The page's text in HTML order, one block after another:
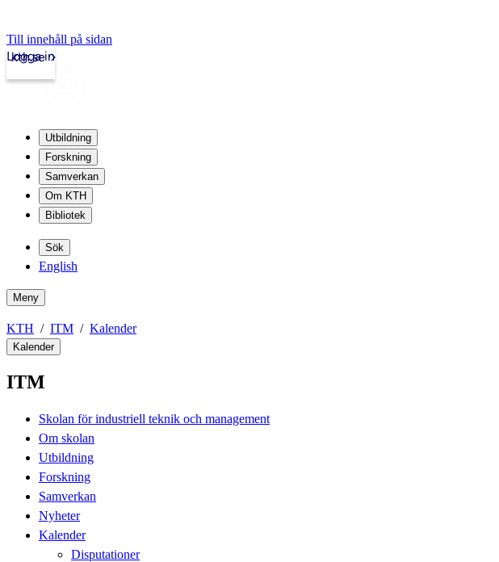
Till innehåll på sidan
kth.se
Logga in
Utbildning
Forskning
Samverkan
Om KTH
Bibliotek
Sök
English
Meny
KTH ITM Kalender
Kalender
ITM
Skolan för industriell teknik och management
Om skolan
Utbildning
Forskning
Samverkan
Nyheter
Kalender
Disputationer